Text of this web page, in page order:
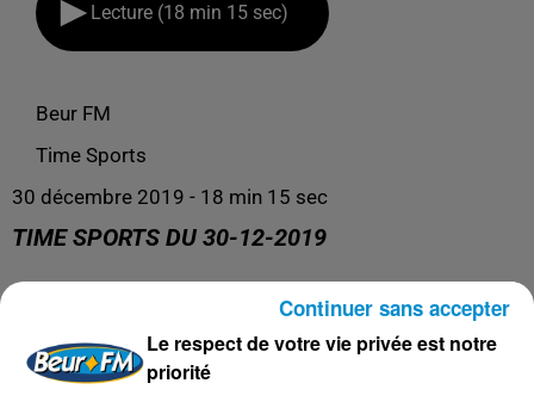
Lecture (18 min 15 sec)
Beur FM
Time Sports
30 décembre 2019 - 18 min 15 sec
TIME SPORTS DU 30-12-2019
Le respect de votre vie privée est notre
priorité
Continuer sans accepter